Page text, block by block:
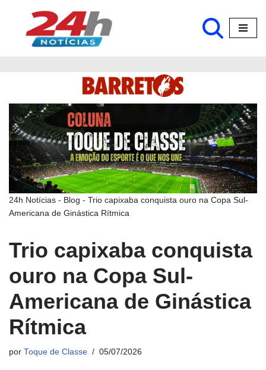
Pular
24h Notícias - Blog - Trio capixaba conquista ouro na Copa Sul-
Americana de Ginástica Rítmica
Trio capixaba conquista
ouro na Copa Sul-
Americana de Ginástica
Rítmica
por Toque de Classe 05/07/2026